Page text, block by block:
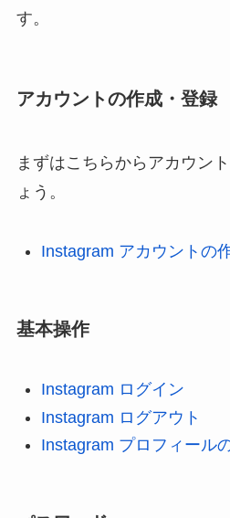
す。
アカウントの作成・登録
まずはこちらからアカウン
ょう。
Instagram アカウントの
基本操作
Instagram ログイン
Instagram ログアウト
Instagram プロフィール